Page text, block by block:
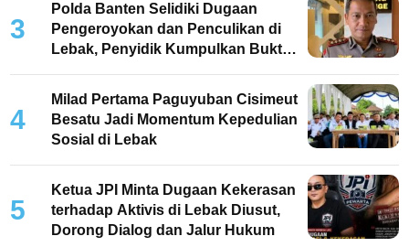
3
Polda Banten Selidiki Dugaan
Pengeroyokan dan Penculikan di
Lebak, Penyidik Kumpulkan Bukti
4
Milad Pertama Paguyuban Cisimeut
Besatu Jadi Momentum Kepedulian
Sosial di Lebak
5
Ketua JPI Minta Dugaan Kekerasan
terhadap Aktivis di Lebak Diusut,
Dorong Dialog dan Jalur Hukum